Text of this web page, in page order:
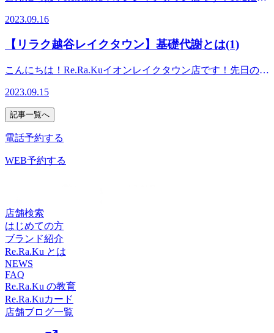
も、“体が痛くなってからほぐす”ではなく“溜め込んで痛く
ならないように定期的にメンテナンス”このようにお身体と
生活を送れるのではないかな？と思います。※リラクではマ
様々な健康に対するアドバイスの提案をしております。一緒
━━━━━━━━━━━━━━━━━━……‥・☆★☆新し
い健康を考えるRe.Ra.Ku イオンレイクタウン店営業時間
10：00～21：00（最終受付20：20） 〒343-0828埼玉県越
谷市レイクタウン3-1-1イオンレイクタウンmori2FTEL 048-
967-5051JR武蔵野線 越谷レイクタウン駅より徒歩約10分マ
ッサージより気持ちいい！？リラクのボディケアをぜひご体
━━━━━━━━━━━━━━━━━━……‥・☆★☆新し
い健康を考えるRe.Ra.Ku イオンレイクタウン店営業時間
10：00～21：00（最終受付20：20） 〒343-0828埼玉県越
谷市レイクタウン3-1-1イオンレイクタウンmori2FTEL 048-
967-5051JR武蔵野線 越谷レイクタウン駅より徒歩約10分マ
ッサージより気持ちいい！？リラクのボディケアをぜひご体
谷市レイクタウン3-1-1イオンレイクタウンmori2FTEL 048-
ッサージより気持ちいい！？リラクのボディケアをぜひご体
身体をしっかりケアして免疫力を高め病気を予防し身体がい
つでも動かせるように、適度な運動とボディメンテナンスが
ースという新メニューをお披露目して丁度半年となりますが
しっかりしたほぐしと、メリハリあるストレッチで大変人気
なメニューと成長しました。まだ受けた事がない方は、是非
違いが実感できると思いますよ(^^ ※リラクではマッサージ
に対するアドバイスの提案をしております。一緒にこれから
━━━━━━━━━━━━━━━━━━……‥・☆★☆新し
い健康を考えるRe.Ra.Ku イオンレイクタウン店営業時間
10：00～21：00（最終受付20：20） 〒343-0828埼玉県越
ッサージより気持ちいい！？リラクのボディケアをぜひご体
験ください★
周年祭がスタートしています！お得な情報が盛りだくさんで
ワクワクしますね♪♪そこで、当店もお得すぎる限定コースを
ご用意しました。本日はこちらのご案内をさせていただきま
お早めに！！150分間の中で、受けたいものをご自身で組み
上げる楽しさもありますが、わからないや…って方はお身体
のお疲れにあったコースをセラピストがご提案させていただ
きます！！私も休みの日に来て受けたいなぁって思うくらい
とっても！とっても！！目玉商品となります！！！これを機
に、Re.Ra.Kuのコースを色々と受けてみるのはいかがでしょ
させていただきます。今日からシルバーウィーク☆彡大気の
るアドバイスの提案をしております。一緒にこれからの未来
を健康に過ごしましよう＾＾
━━━━━━━━━━━━━━━━━━……‥・☆★☆新し
い健康を考えるRe.Ra.Ku イオンレイクタウン店営業時間
10：00～21：00（最終受付20：20） 〒343-0828埼玉県越
谷市レイクタウン3-1-1イオンレイクタウンmori2FTEL 048-
967-5051JR武蔵野線 越谷レイクタウン駅より徒歩約10分マ
ッサージより気持ちいい！？リラクのボディケアをぜひご体
験ください★
2023.09.16
【リラク越谷レイクタウン】基礎代謝とは(1)
こんにちは！Re.Ra.Kuイオンレイクタウン店です！先日のブ
だけ！と書きましたが“代謝”について今日はお勉強しましょ
う！まず…「ダイエットをしても痩せにくくなった」「おな
か周りの脂肪が気になるようになった」と感じたことはあり
ませんか？もしかすると「基礎代謝の低下」が原因かも？？
維持するために【必要最低限なエネルギー】。じっとしてい
後加齢とともに徐々に基礎代謝は下がっていきます。基礎代
謝は筋肉量や体質など、様々な要素から影響を受けます。運
動をして筋肉量を増やしたり、適切な食生活を実践したり
で、上げることができます。※ここについては、また次の機
会にお話しますね♪【基礎代謝が高い＝1日に消費するカロリ
ーが多い】特に運動をしなくても多くのカロリーを消費する
ので、「基礎代謝が高い体＝太りにくい体」ともいえます。
肥満を防ぎ、若い頃の体形を維持するには、基礎代謝を高め
ることが大切という事です。基礎代謝を上げるのに、特別な
2023.09.15
記事一覧へ
電話予約する
WEB予約する
店舗検索
はじめての方
ブランド紹介
Re.Ra.Ku とは
NEWS
FAQ
Re.Ra.Ku の教育
Re.Ra.Kuカード
店舗ブログ一覧